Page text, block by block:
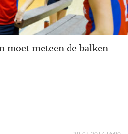
moet meteen de balken